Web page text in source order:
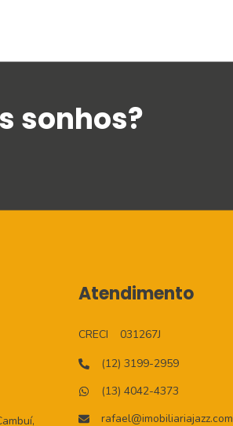
sonhos?
Atendimento
CRECI
031267J
(12) 3199-2959
(13) 4042-4373
rafael@imobiliariajazz.com